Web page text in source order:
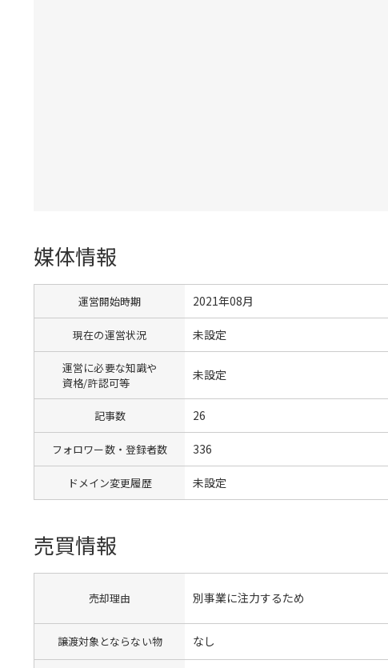
媒体情報
運営開始時期 2021年08月
現在の運営状況 未設定
運営に必要な知識や
資格/許認可等
未設定
記事数 26
フォロワー数・登録者数 336
ドメイン変更履歴 未設定
売買情報
売却理由 別事業に注力するため
譲渡対象とならない物 なし